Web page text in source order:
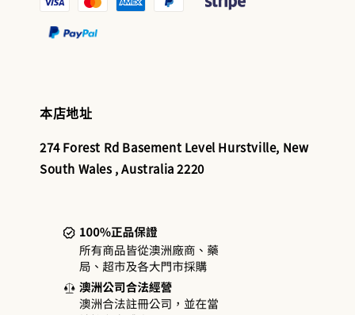
本店地址
274 Forest Rd Basement Level Hurstville, New
South Wales , Australia 2220